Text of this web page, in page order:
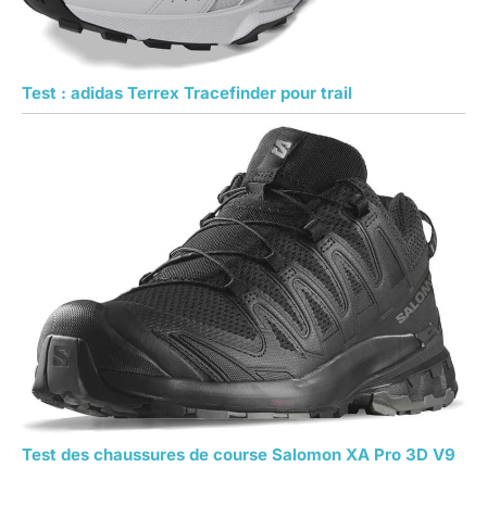
Test : adidas Terrex Tracefinder pour trail
Test des chaussures de course Salomon XA Pro 3D V9